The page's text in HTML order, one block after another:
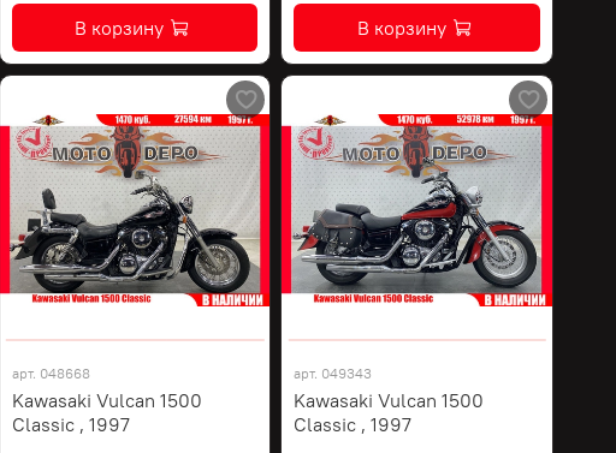
В корзину В корзину
арт. 048668
Kawasaki Vulcan 1500
Classic , 1997
арт. 049343
Kawasaki Vulcan 1500
Classic , 1997